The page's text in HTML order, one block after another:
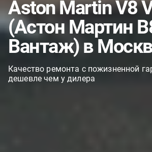
Aston Martin V8
(Астон Мартин
Вантаж) в
Качество ремонта с пожизненной
дешевле чем у дилера